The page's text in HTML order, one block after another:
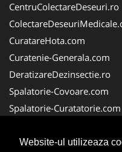
Website-ul utilizeaza
CentruColectareDeseuri.ro
CuratareHota.com
Curatenie-Generala.com
DeratizareDezinsectie.ro
Spalatorie-Covoare.com
Spalatorie-Curatatorie.com
FirmaDeratizare.ro